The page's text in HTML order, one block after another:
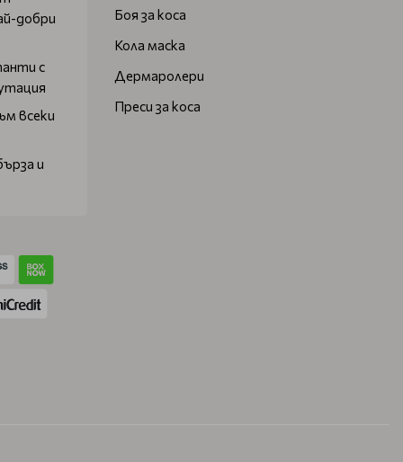
добри
с
всеки
и
Боя за коса
Кола маска
Дермаролери
Преси за коса